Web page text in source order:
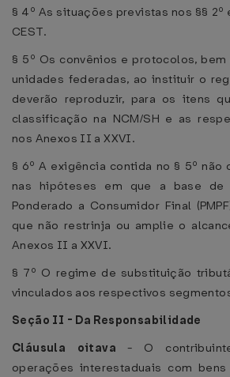
§ 4º As situações previstas nos §§
CEST.
§ 5º Os convênios e protocolos,
unidades federadas, ao instituir o
deverão reproduzir, para os itens
classificação na NCM/SH e as
nos Anexos II a XXVI.
§ 6º A exigência contida no § 5º
nas hipóteses em que a base
Ponderado a Consumidor Final
que não restrinja ou amplie o
Anexos II a XXVI.
§ 7º O regime de substituição
vinculados aos respectivos
Seção II - Da Responsabilidade
Cláusula oitava - O
operações interestaduais com